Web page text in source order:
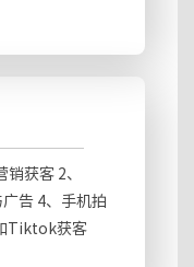
获客 2、
告 4、手机拍
Tiktok获客